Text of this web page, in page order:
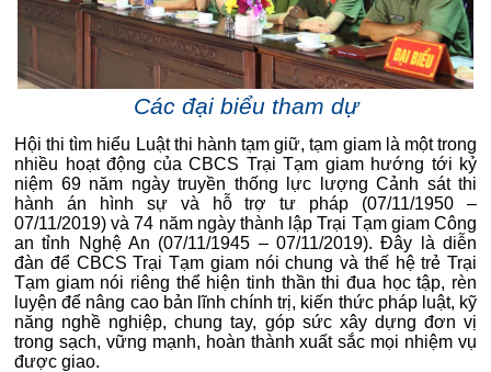
Các đại biểu tham dự
Hội thi tìm hiểu Luật thi hành tạm giữ, tạm giam là một trong
nhiều hoạt động của CBCS Trại Tạm giam hướng tới kỷ
niệm 69 năm ngày truyền thống lực lượng Cảnh sát thi
hành án hình sự và hỗ trợ tư pháp (07/11/1950 –
07/11/2019) và 74 năm ngày thành lập Trại Tạm giam Công
an tỉnh Nghệ An (07/11/1945 – 07/11/2019). Đây là diễn
đàn để CBCS Trại Tạm giam nói chung và thế hệ trẻ Trại
Tạm giam nói riêng thể hiện tinh thần thi đua học tập, rèn
luyện để nâng cao bản lĩnh chính trị, kiến thức pháp luật, kỹ
năng nghề nghiệp, chung tay, góp sức xây dựng đơn vị
trong sạch, vững mạnh, hoàn thành xuất sắc mọi nhiệm vụ
được giao.